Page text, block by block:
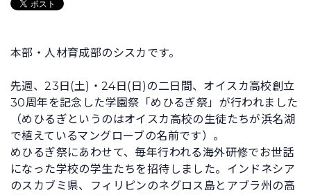
本部・人材育成部のシスカです。
先週、23日(土)・24日(日)の二日間、オイスカ高校創立
30周年を記念した学園祭「めひるぎ祭」が行われました
（めひるぎというのはオイスカ高校の生徒たちが浜名湖
で植えているマングローブの名前です）。
めひるぎ祭にあわせて、毎年行われる海外研修でお世話
になった学校の学生たちを招待しました。インドネシア
のスカブミ県、フィリピンのネグロス島とアブラ州の高